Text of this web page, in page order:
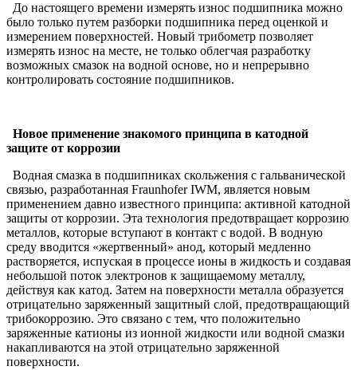
До настоящего времени измерять износ подшипника можно
было только путем разборки подшипника перед оценкой и
измерением поверхностей. Новый трибометр позволяет
измерять износ на месте, не только облегчая разработку
возможных смазок на водной основе, но и непрерывно
контролировать состояние подшипников.
Новое применение знакомого принципа в катодной
защите от коррозии
Водная смазка в подшипниках скольжения с гальванической
связью, разработанная Fraunhofer IWM, является новым
применением давно известного принципа: активной катодной
защиты от коррозии. Эта технология предотвращает коррозию
металлов, которые вступают в контакт с водой. В водную
среду вводится «жертвенный» анод, который медленно
растворяется, испуская в процессе ионы в жидкость и создавая
небольшой поток электронов к защищаемому металлу,
действуя как катод. Затем на поверхности металла образуется
отрицательно заряженный защитный слой, предотвращающий
трибокоррозию. Это связано с тем, что положительно
заряженные катионы из ионной жидкости или водной смазки
накапливаются на этой отрицательно заряженной
поверхности.